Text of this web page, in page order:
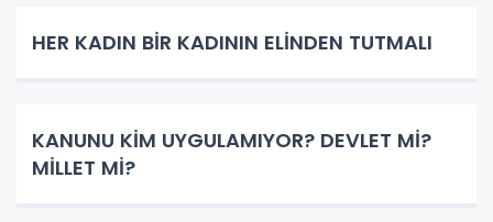
HER KADIN BİR KADININ ELİNDEN TUTMALI
KANUNU KİM UYGULAMIYOR? DEVLET Mİ?
MİLLET Mİ?